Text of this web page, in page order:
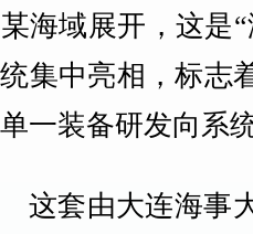
海域展开，这是
集中亮相，标志
一装备研发向系
这套由大连海事